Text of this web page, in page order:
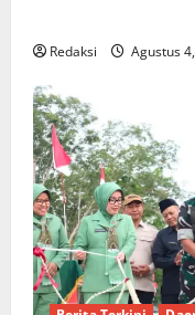
Redaksi Agustus